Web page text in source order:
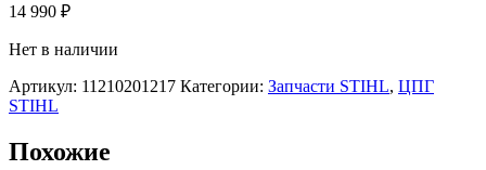
14 990 ₽
Нет в наличии
Артикул: 11210201217 Категории: Запчасти STIHL, ЦПГ
STIHL
Похожие